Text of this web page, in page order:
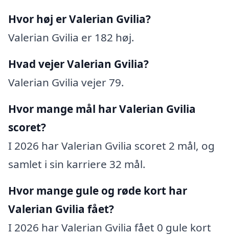
Hvor høj er Valerian Gvilia?
Valerian Gvilia er 182 høj.
Hvad vejer Valerian Gvilia?
Valerian Gvilia vejer 79.
Hvor mange mål har Valerian Gvilia
scoret?
I 2026 har Valerian Gvilia scoret 2 mål, og
samlet i sin karriere 32 mål.
Hvor mange gule og røde kort har
Valerian Gvilia fået?
I 2026 har Valerian Gvilia fået 0 gule kort